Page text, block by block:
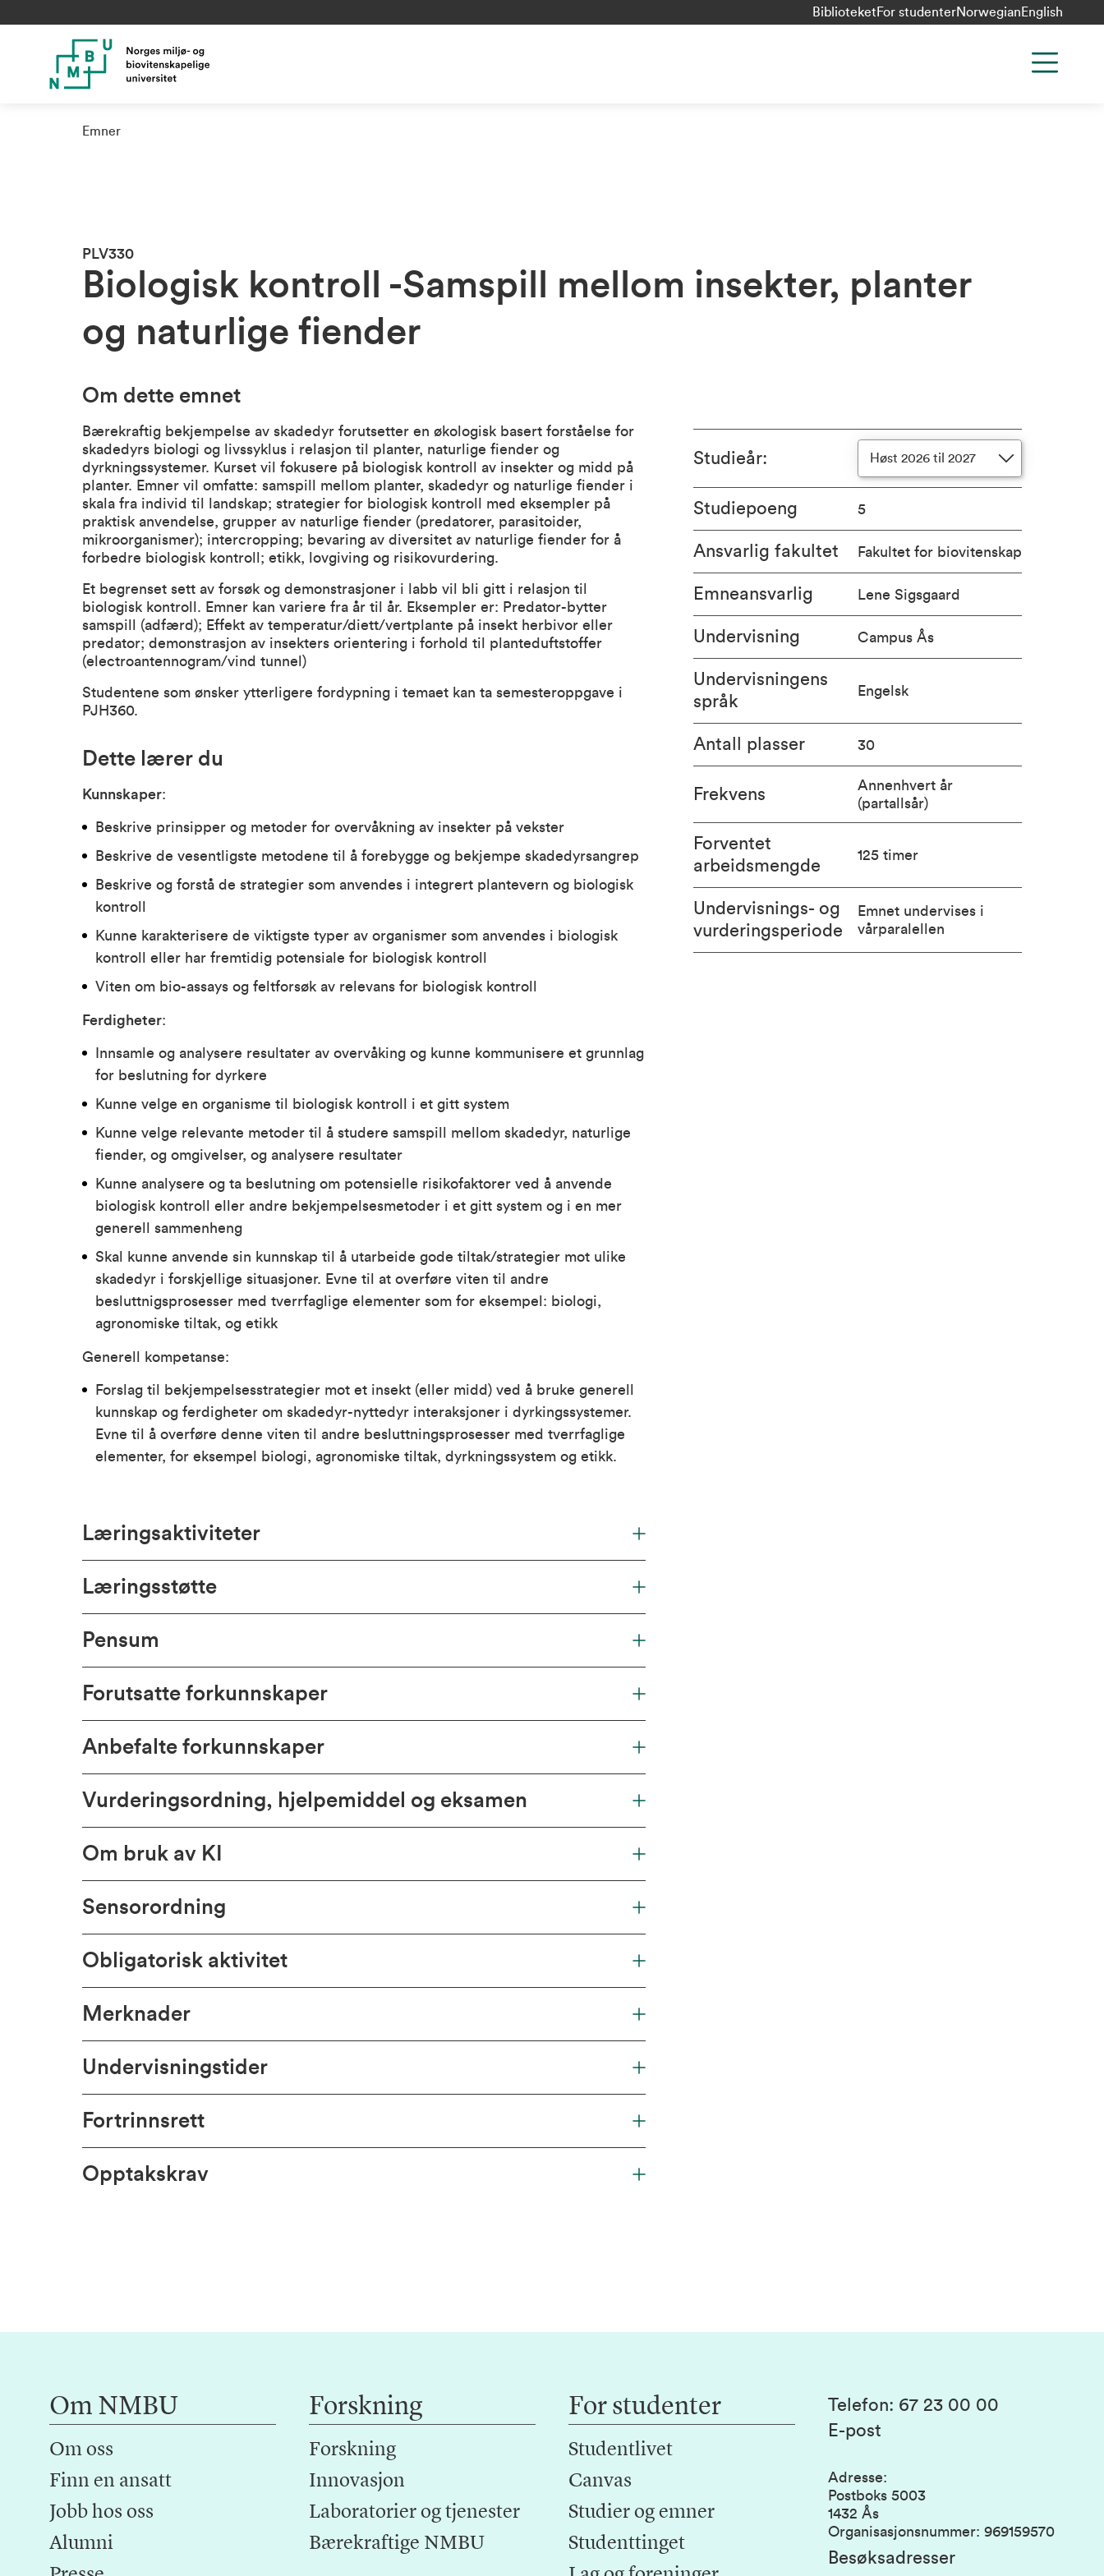
Biblioteket For studenterNorwegian English
Emner
PLV330
Biologisk kontroll -Samspill mellom insekter, planter
og naturlige fiender
Om dette emnet
Bærekraftig bekjempelse av skadedyr forutsetter en økologisk basert forståelse for
skadedyrs biologi og livssyklus i relasjon til planter, naturlige fiender og
dyrkningssystemer. Kurset vil fokusere på biologisk kontroll av insekter og midd på
planter. Emner vil omfatte: samspill mellom planter, skadedyr og naturlige fiender i
skala fra individ til landskap; strategier for biologisk kontroll med eksempler på
praktisk anvendelse, grupper av naturlige fiender (predatorer, parasitoider,
mikroorganismer); intercropping; bevaring av diversitet av naturlige fiender for å
forbedre biologisk kontroll; etikk, lovgiving og risikovurdering.
Et begrenset sett av forsøk og demonstrasjoner i labb vil bli gitt i relasjon til
biologisk kontroll. Emner kan variere fra år til år. Eksempler er: Predator-bytter
samspill (adfærd); Effekt av temperatur/diett/vertplante på insekt herbivor eller
predator; demonstrasjon av insekters orientering i forhold til planteduftstoffer
(electroantennogram/vind tunnel)
Studentene som ønsker ytterligere fordypning i temaet kan ta semesteroppgave i
PJH360.
Dette lærer du
Kunnskaper:
Beskrive prinsipper og metoder for overvåkning av insekter på vekster
Beskrive de vesentligste metodene til å forebygge og bekjempe skadedyrsangrep
Beskrive og forstå de strategier som anvendes i integrert plantevern og biologisk
kontroll
Kunne karakterisere de viktigste typer av organismer som anvendes i biologisk
kontroll eller har fremtidig potensiale for biologisk kontroll
Viten om bio-assays og feltforsøk av relevans for biologisk kontroll
Ferdigheter:
Innsamle og analysere resultater av overvåking og kunne kommunisere et grunnlag
for beslutning for dyrkere
Kunne velge en organisme til biologisk kontroll i et gitt system
Kunne velge relevante metoder til å studere samspill mellom skadedyr, naturlige
fiender, og omgivelser, og analysere resultater
Kunne analysere og ta beslutning om potensielle risikofaktorer ved å anvende
biologisk kontroll eller andre bekjempelsesmetoder i et gitt system og i en mer
generell sammenheng
Skal kunne anvende sin kunnskap til å utarbeide gode tiltak/strategier mot ulike
skadedyr i forskjellige situasjoner. Evne til at overføre viten til andre
besluttnigsprosesser med tverrfaglige elementer som for eksempel: biologi,
agronomiske tiltak, og etikk
Generell kompetanse:
Forslag til bekjempelsesstrategier mot et insekt (eller midd) ved å bruke generell
kunnskap og ferdigheter om skadedyr-nyttedyr interaksjoner i dyrkingssystemer.
Evne til å overføre denne viten til andre besluttningsprosesser med tverrfaglige
elementer, for eksempel biologi, agronomiske tiltak, dyrkningssystem og etikk.
Læringsaktiviteter
Læringsstøtte
Pensum
Forutsatte forkunnskaper
Anbefalte forkunnskaper
Vurderingsordning, hjelpemiddel og eksamen
Om bruk av KI
Sensorordning
Obligatorisk aktivitet
Merknader
Undervisningstider
Fortrinnsrett
Opptakskrav
Studieår: Høst 2026 til 2027
Studiepoeng 5
Ansvarlig fakultet Fakultet for biovitenskap
Emneansvarlig Lene Sigsgaard
Undervisning Campus Ås
Undervisningens
språk
Engelsk
Antall plasser 30
Frekvens
Annenhvert år
(partallsår)
Forventet
arbeidsmengde
125 timer
Undervisnings- og
vurderingsperiode
Emnet undervises i
vårparalellen
Om NMBU
Om oss
Finn en ansatt
Jobb hos oss
Alumni
Forskning
Forskning
Innovasjon
Laboratorier og tjenester
Bærekraftige NMBU
For studenter
Studentlivet
Canvas
Studier og emner
Studenttinget
Telefon: 67 23 00 00
E-post
Adresse:
Postboks 5003
1432 Ås
Organisasjonsnummer: 969159570
Besøksadresser